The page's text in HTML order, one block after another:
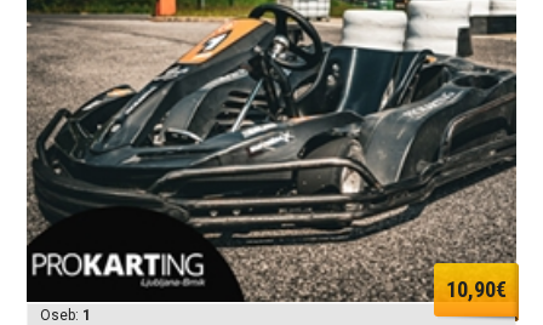
10,90€
Oseb: 1